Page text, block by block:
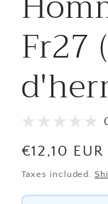
Fr27
Regular
price
€12,10 EUR
Taxes included.